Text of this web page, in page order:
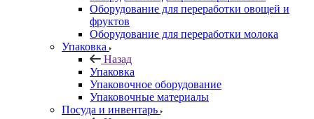
Оборудование для переработки овощей и
фруктов
Оборудование для переработки молока
Упаковка
Назад
Упаковка
Упаковочное оборудование
Упаковочные материалы
Посуда и инвентарь